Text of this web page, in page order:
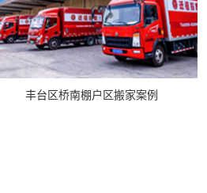
丰台区桥南棚户区搬家案例